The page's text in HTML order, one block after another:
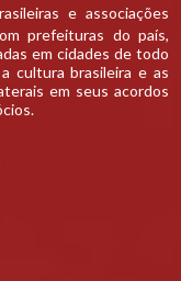
e associações
prefeituras do país,
em cidades de todo
cultura brasileira e as
em seus acordos